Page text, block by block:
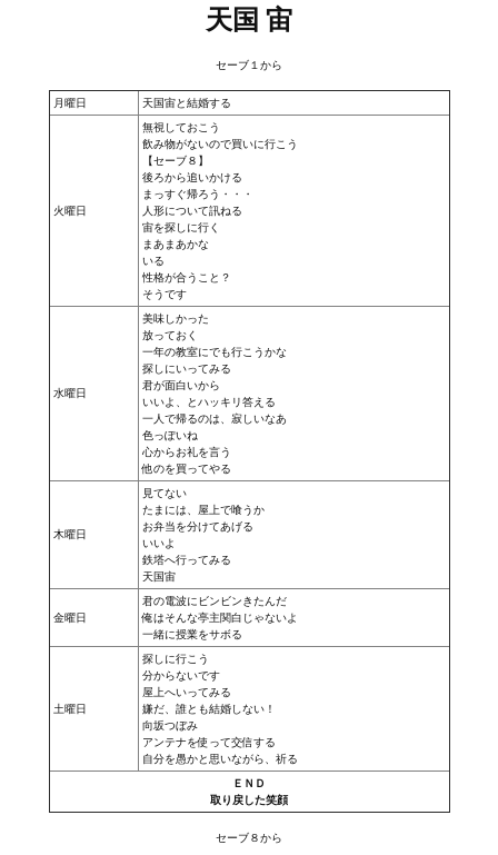
Sea Dogs - City of Abandoned Ships Remaster Fan Edition
Nekopara Vol2 (Rus Version)
Nekopara Vol3 (Rus Version)
天国 宙
セーブ１から
月曜日 天国宙と結婚する
火曜日
無視しておこう
飲み物がないので買いに行こう
【セーブ８】
後ろから追いかける
まっすぐ帰ろう・・・
人形について訊ねる
宙を探しに行く
まあまあかな
いる
性格が合うこと？
そうです
水曜日
美味しかった
放っておく
一年の教室にでも行こうかな
探しにいってみる
君が面白いから
いいよ、とハッキリ答える
一人で帰るのは、寂しいなあ
色っぽいね
心からお礼を言う
他のを買ってやる
木曜日
見てない
たまには、屋上で喰うか
お弁当を分けてあげる
いいよ
鉄塔へ行ってみる
天国宙
金曜日
君の電波にビンビンきたんだ
俺はそんな亭主関白じゃないよ
一緒に授業をサボる
土曜日
探しに行こう
分からないです
屋上へいってみる
嫌だ、誰とも結婚しない！
向坂つぼみ
アンテナを使って交信する
自分を愚かと思いながら、祈る
ＥＮＤ
取り戻した笑顔
セーブ８から